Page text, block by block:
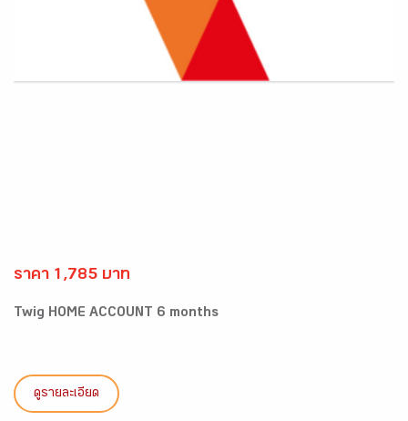
ราคา 1,785 บาท
Twig HOME ACCOUNT 6 months
ดูรายละเอียด